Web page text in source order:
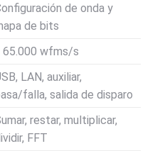
de onda y
de bits
65.000 wfms/s
LAN, auxiliar,
falla, salida de disparo
restar, multiplicar,
FFT